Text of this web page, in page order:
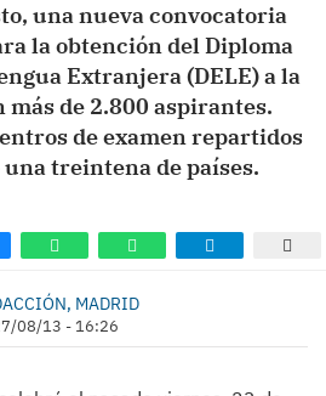
una nueva convocatoria
la obtención del Diploma
Extranjera (DELE) a la
de 2.800 aspirantes.
de examen repartidos
treintena de países.
MADRID
08/13 - 16:26